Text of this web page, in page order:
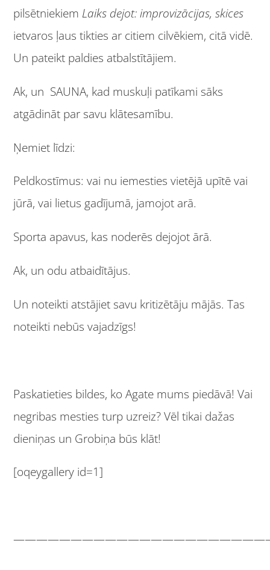
pilsētniekiem Laiks dejot: improvizācijas, skices
ietvaros ļaus tikties ar citiem cilvēkiem, citā vidē.
Un pateikt paldies atbalstītājiem.
Ak, un SAUNA, kad muskuļi patīkami sāks
atgādināt par savu klātesamību.
Ņemiet līdzi:
Peldkostīmus: vai nu iemesties vietējā upītē vai
jūrā, vai lietus gadījumā, jamojot arā.
Sporta apavus, kas noderēs dejojot ārā.
Ak, un odu atbaidītājus.
Un noteikti atstājiet savu kritizētāju mājās. Tas
noteikti nebūs vajadzīgs!
Paskatieties bildes, ko Agate mums piedāvā! Vai
negribas mesties turp uzreiz? Vēl tikai dažas
dieniņas un Grobiņa būs klāt!
[oqeygallery id=1]